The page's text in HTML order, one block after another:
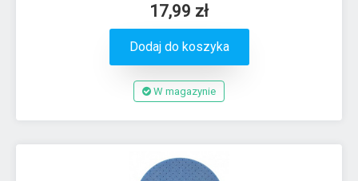
17,99 zł
Dodaj do koszyka
W magazynie